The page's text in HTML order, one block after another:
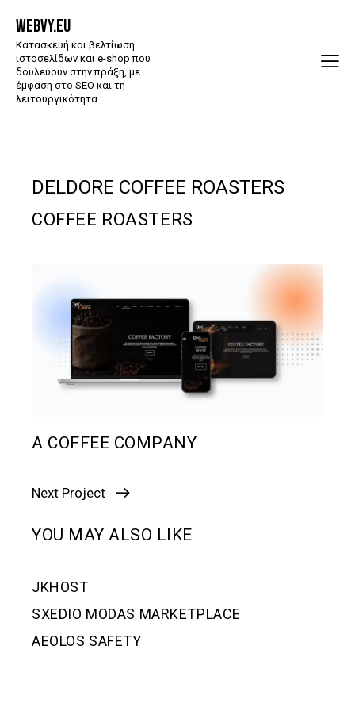
WEBVY.EU
Κατασκευή και βελτίωση
ιστοσελίδων και e-shop που
δουλεύουν στην πράξη, με
έμφαση στο SEO και τη
λειτουργικότητα.
DELDORE COFFEE ROASTERS
COFFEE ROASTERS
A COFFEE COMPANY
Next Project
YOU MAY ALSO LIKE
JKHOST
SXEDIO MODAS MARKETPLACE
AEOLOS SAFETY